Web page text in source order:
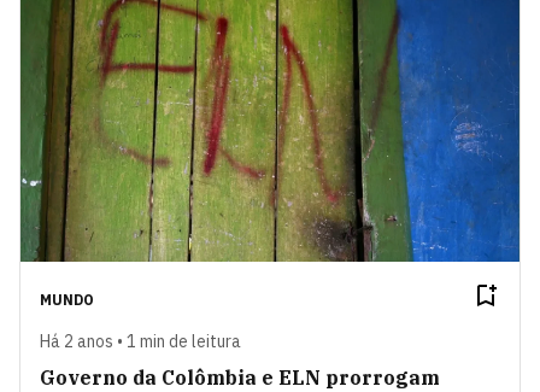
MUNDO
Há 2 anos • 1 min de leitura
Governo da Colômbia e ELN prorrogam